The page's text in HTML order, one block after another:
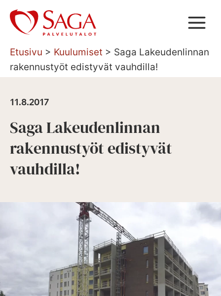
Siirry
sisältöön
Etusivu > Kuulumiset > Saga Lakeudenlinnan
rakennustyöt edistyvät vauhdilla!
11.8.2017
Saga Lakeudenlinnan
rakennustyöt edistyvät
vauhdilla!